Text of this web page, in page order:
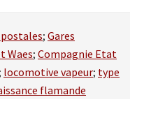
; Gares
Waes; Compagnie Etat
locomotive vapeur; type
flamande